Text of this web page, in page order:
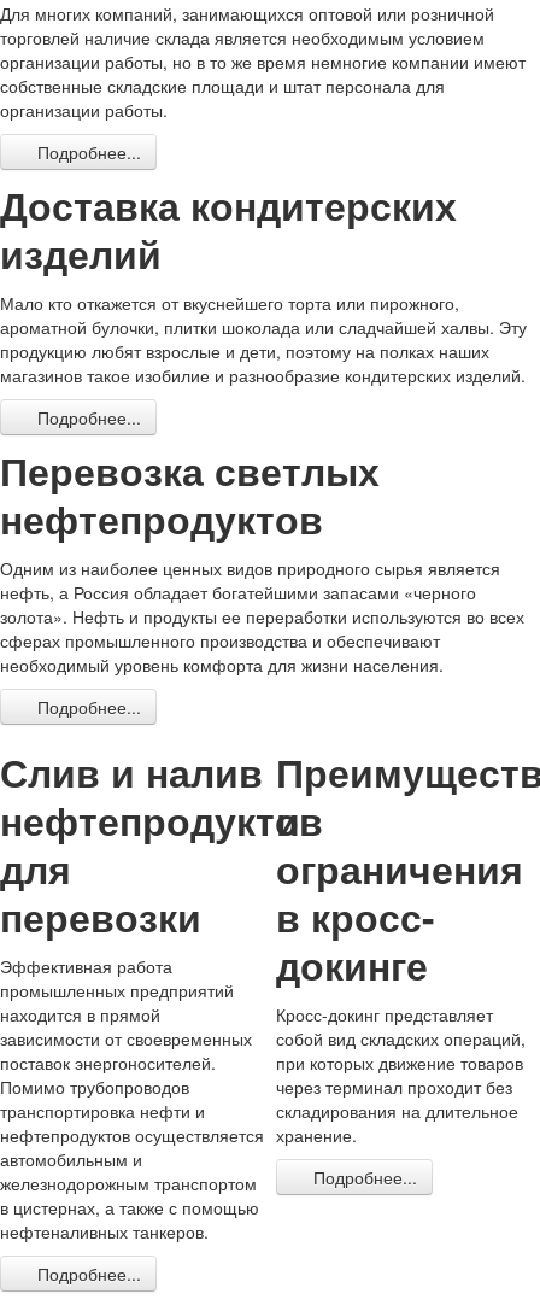
Для многих компаний, занимающихся оптовой или розничной
торговлей наличие склада является необходимым условием
организации работы, но в то же время немногие компании имеют
собственные складские площади и штат персонала для
организации работы.
Подробнее...
Доставка кондитерских
изделий
Мало кто откажется от вкуснейшего торта или пирожного,
ароматной булочки, плитки шоколада или сладчайшей халвы. Эту
продукцию любят взрослые и дети, поэтому на полках наших
магазинов такое изобилие и разнообразие кондитерских изделий.
Подробнее...
Перевозка светлых
нефтепродуктов
Одним из наиболее ценных видов природного сырья является
нефть, а Россия обладает богатейшими запасами «черного
золота». Нефть и продукты ее переработки используются во всех
сферах промышленного производства и обеспечивают
необходимый уровень комфорта для жизни населения.
Подробнее...
Слив и налив
нефтепродуктов
для
перевозки
Эффективная работа
промышленных предприятий
находится в прямой
зависимости от своевременных
поставок энергоносителей.
Помимо трубопроводов
транспортировка нефти и
нефтепродуктов осуществляется
автомобильным и
железнодорожным транспортом
в цистернах, а также с помощью
нефтеналивных танкеров.
Подробнее...
и
ограничения
в кросс-
докинге
Кросс-докинг представляет
собой вид складских операций,
при которых движение товаров
через терминал проходит без
складирования на длительное
хранение.
Подробнее...